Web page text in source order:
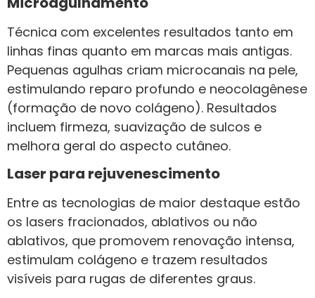
Técnica com excelentes resultados tanto em
linhas finas quanto em marcas mais antigas.
Pequenas agulhas criam microcanais na pele,
estimulando reparo profundo e neocolagênese
(formação de novo colágeno). Resultados
incluem firmeza, suavização de sulcos e
melhora geral do aspecto cutâneo.
Laser para rejuvenescimento
Entre as tecnologias de maior destaque estão
os lasers fracionados, ablativos ou não
ablativos, que promovem renovação intensa,
estimulam colágeno e trazem resultados
visíveis para rugas de diferentes graus.